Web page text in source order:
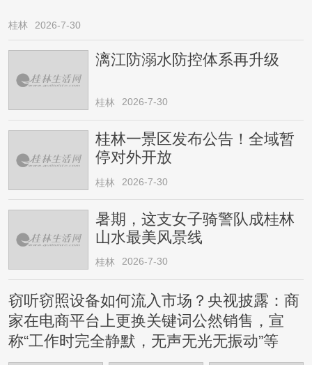
桂林 2026-7-30
漓江防溺水防控体系再升级
桂林 2026-7-30
桂林一景区发布公告！全域暂
停对外开放
桂林 2026-7-30
暑期，这支女子骑警队成桂林
山水最美风景线
桂林 2026-7-30
窃听窃照设备如何流入市场？央视披露：商
家在电商平台上更换关键词公然销售，宣
称“工作时完全静默，无声无光无振动”等